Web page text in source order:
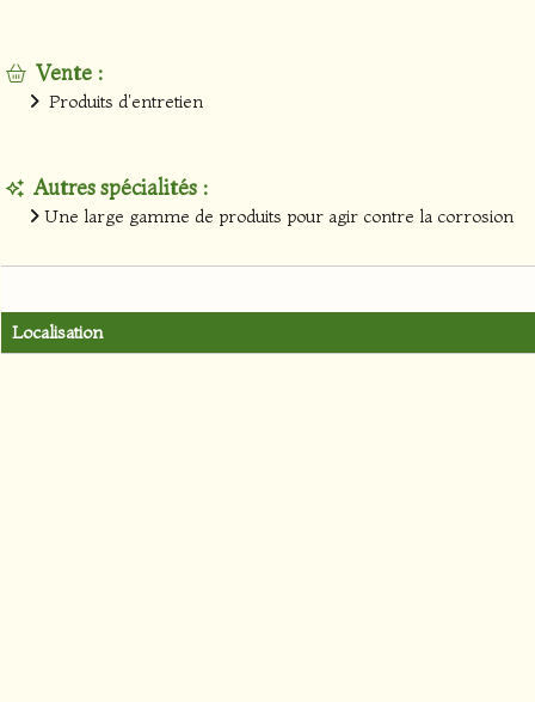
Vente :
Produits d'entretien
Autres spécialités :
Une large gamme de produits pour agir contre la corrosion
Localisation